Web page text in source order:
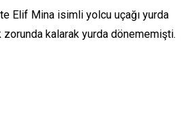
Elif Mina isimli yolcu uçağı yurda
kalarak yurda dönememişti.